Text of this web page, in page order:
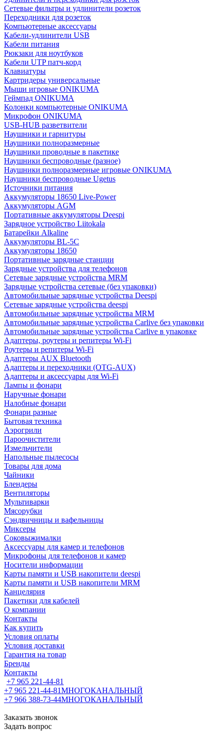
Сетевые фильтры и удлинители розеток
Переходники для розеток
Компьютерные аксессуары
Кабели-удлинители USB
Кабели питания
Рюкзаки для ноутбуков
Кабели UTP патч-корд
Клавиатуры
Картридеры универсальные
Мыши игровые ONIKUMA
Геймпад ONIKUMA
Колонки компьютерные ONIKUMA
Микрофон ONIKUMA
USB-HUB разветвители
Наушники и гарнитуры
Наушники полноразмерные
Наушники проводные в пакетике
Наушники беспроводные (разное)
Наушники полноразмерные игровые ONIKUMA
Наушники беспроводные Ugetus
Источники питания
Аккумуляторы 18650 Live-Power
Аккумуляторы АGM
Портативные аккумуляторы Deespi
Зарядное устройство Liitokala
Батарейки Alkaline
Аккумуляторы BL-5C
Аккумуляторы 18650
Портативные зарядные станции
Зарядные устройства для телефонов
Сетевые зарядные устройства MRM
Зарядные устройства сетевые (без упаковки)
Автомобильные зарядные устройства Deespi
Сетевые зарядные устройства deespi
Автомобильные зарядные устройства MRM
Автомобильные зарядные устройства Carlive без упаковки
Автомобильные зарядные устройства Carlive в упаковке
Адаптеры, роутеры и репитеры Wi-Fi
Роутеры и репитеры Wi-Fi
Адаптеры AUX Bluetooth
Адаптеры и переходники (OTG-AUX)
Адаптеры и аксессуары для Wi-Fi
Лампы и фонари
Наручные фонари
Налобные фонари
Фонари разные
Бытовая техника
Аэрогрили
Пароочистители
Измельчители
Напольные пылесосы
Товары для дома
Чайники
Блендеры
Вентиляторы
Мультиварки
Мясорубки
Сэндвичницы и вафельницы
Миксеры
Соковыжималки
Аксессуары для камер и телефонов
Микрофоны для телефонов и камер
Носители информации
Карты памяти и USB накопители deespi
Карты памяти и USB накопители MRM
Канцелярия
Пакетики для кабелей
О компании
Контакты
Как купить
Условия оплаты
Условия доставки
Гарантия на товар
Бренды
Контакты
+7 965 221-44-81
+7 965 221-44-81МНОГОКАНАЛЬНЫЙ
+7 966 388-73-44МНОГОКАНАЛЬНЫЙ
Заказать звонок
Задать вопрос